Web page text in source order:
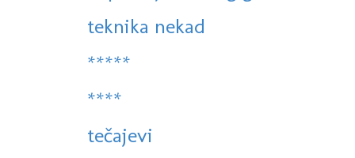
teknika nekad
*****
****
tečajevi